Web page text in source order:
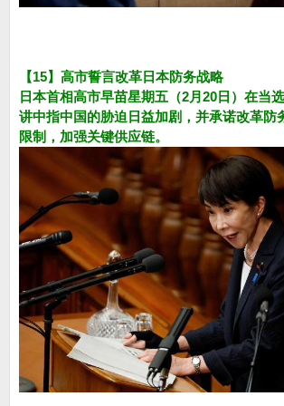
【15】高市誓言改革日本防务战略
日本首相高市早苗星期五（2月20日）在当
讲中指中国的胁迫日益加剧，并承诺改革防
限制，加强关键供应链。